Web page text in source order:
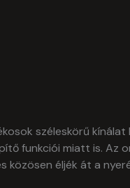
széleskörű kínálat
funkciói miatt is. Az
közösen éljék át a